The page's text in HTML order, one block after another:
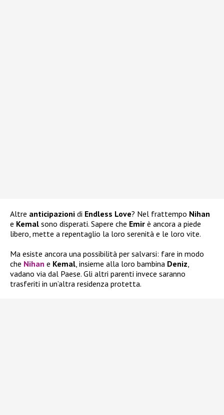
Altre anticipazioni di Endless Love? Nel frattempo Nihan
e Kemal sono disperati. Sapere che Emir è ancora a piede
libero, mette a repentaglio la loro serenità e le loro vite.
Ma esiste ancora una possibilità per salvarsi: fare in modo
che Nihan e Kemal , insieme alla loro bambina Deniz
vadano via dal Paese. Gli altri parenti invece saranno
trasferiti in un’altra residenza protetta.